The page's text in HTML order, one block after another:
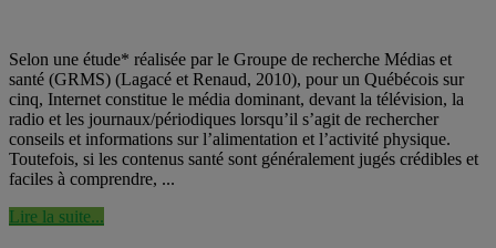
Selon une étude* réalisée par le Groupe de recherche Médias et
santé (GRMS) (Lagacé et Renaud, 2010), pour un Québécois sur
cinq, Internet constitue le média dominant, devant la télévision, la
radio et les journaux/périodiques lorsqu’il s’agit de rechercher
conseils et informations sur l’alimentation et l’activité physique.
Toutefois, si les contenus santé sont généralement jugés crédibles et
faciles à comprendre, ...
Lire la suite...